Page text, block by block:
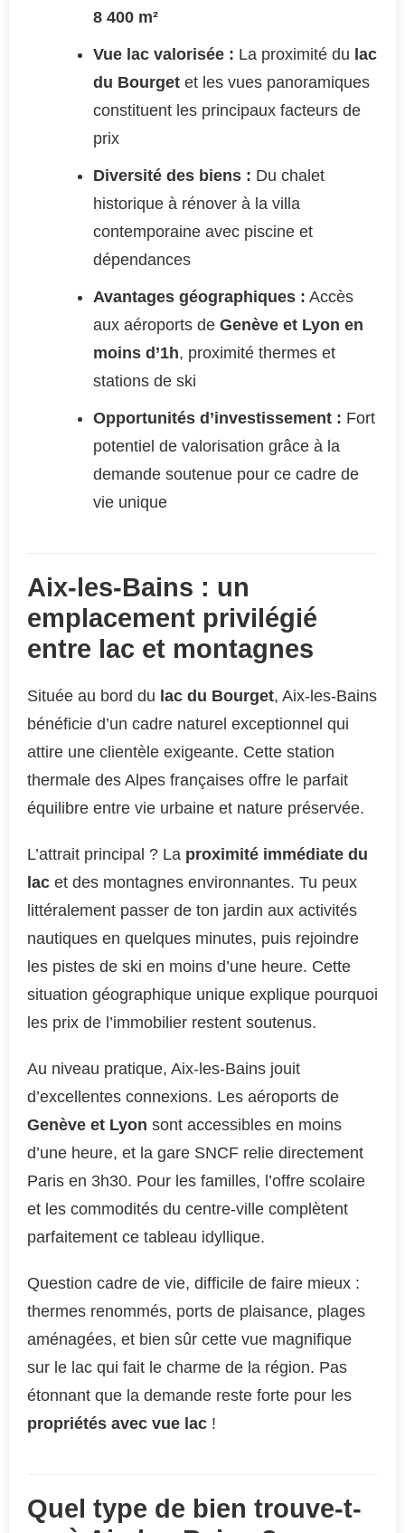
8 400 m²
Vue lac valorisée : La proximité du lac
du Bourgetet les vues panoramiques
constituent les principaux facteurs de
prix
Diversité des biens : Du chalet
historique à rénover à la villa
contemporaine avec piscine et
dépendances
Avantages géographiques : Accès
aux aéroports de Genève et Lyon en
moins d’1h, proximité thermes et
stations de ski
Opportunités d’investissement : Fort
potentiel de valorisation grâce à la
demande soutenue pour ce cadre de
vie unique
Aix-les-Bains : un
emplacement privilégié
entre lac et montagnes
Située au bord du lac du Bourget, Aix-les-Bains
bénéficie d’un cadre naturel exceptionnel qui
attire une clientèle exigeante. Cette station
thermale des Alpes françaises offre le parfait
équilibre entre vie urbaine et nature préservée.
L’attrait principal ? La proximité immédiate du
lac et des montagnes environnantes. Tu peux
littéralement passer de ton jardin aux activités
nautiques en quelques minutes, puis rejoindre
les pistes de ski en moins d’une heure. Cette
situation géographique unique explique pourquoi
les prix de l’immobilier restent soutenus.
Au niveau pratique, Aix-les-Bains jouit
d’excellentes connexions. Les aéroports de
Genève et Lyon sont accessibles en moins
d’une heure, et la gare SNCF relie directement
Paris en 3h30. Pour les familles, l’offre scolaire
et les commodités du centre-ville complètent
parfaitement ce tableau idyllique.
Question cadre de vie, difficile de faire mieux :
thermes renommés, ports de plaisance, plages
aménagées, et bien sûr cette vue magnifique
sur le lac qui fait le charme de la région. Pas
étonnant que la demande reste forte pour les
propriétés avec vue lac !
Quel type de bien trouve-t-